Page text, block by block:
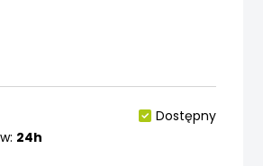
Dostępny
24h